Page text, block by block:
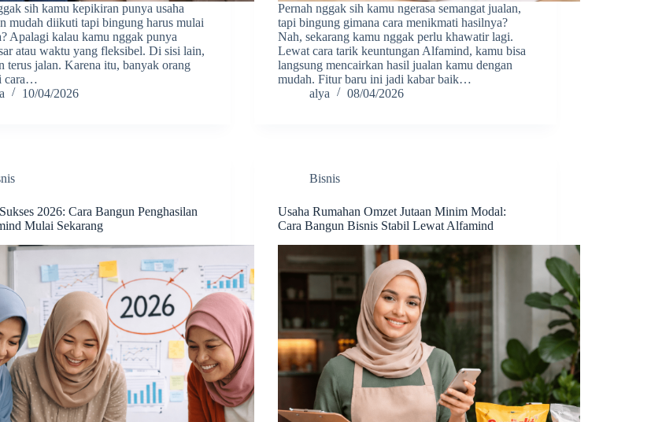
sih kamu kepikiran punya usaha
mudah diikuti tapi bingung harus mulai
Apalagi kalau kamu nggak punya
atau waktu yang fleksibel. Di sisi lain,
terus jalan. Karena itu, banyak orang
cara…
10/04/2026
Pernah nggak sih kamu ngerasa semangat jualan,
tapi bingung gimana cara menikmati hasilnya?
Nah, sekarang kamu nggak perlu khawatir lagi.
Lewat cara tarik keuntungan Alfamind, kamu bisa
langsung mencairkan hasil jualan kamu dengan
mudah. Fitur baru ini jadi kabar baik…
alya
08/04/2026
2026: Cara Bangun Penghasilan
Mulai Sekarang
Bisnis
Usaha Rumahan Omzet Jutaan Minim Modal:
Cara Bangun Bisnis Stabil Lewat Alfamind